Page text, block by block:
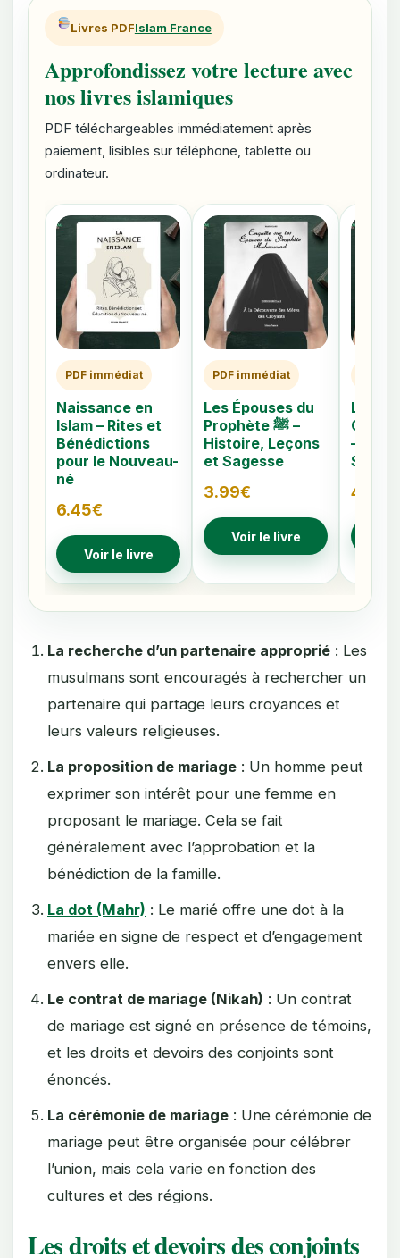
Livres PDFIslam France
Approfondissez votre lecture avec
nos livres islamiques
PDF téléchargeables immédiatement après
paiement, lisibles sur téléphone, tablette ou
ordinateur.
PDF immédiat
Naissance en
Islam – Rites et
Bénédictions
pour le Nouveau-
né
6.45€
Voir le livre
PDF immédiat
Les Épouses du
Prophète ﷺ –
Histoire, Leçons
et Sagesse
3.99€
Voir le livre
Les
–
4.79
La recherche d’un partenaire approprié : Les
musulmans sont encouragés à rechercher un
partenaire qui partage leurs croyances et
leurs valeurs religieuses.
La proposition de mariage : Un homme peut
exprimer son intérêt pour une femme en
proposant le mariage. Cela se fait
généralement avec l’approbation et la
bénédiction de la famille.
La dot (Mahr) : Le marié offre une dot à la
mariée en signe de respect et d’engagement
envers elle.
Le contrat de mariage (Nikah) : Un contrat
de mariage est signé en présence de témoins,
et les droits et devoirs des conjoints sont
énoncés.
La cérémonie de mariage : Une cérémonie de
mariage peut être organisée pour célébrer
l’union, mais cela varie en fonction des
cultures et des régions.
Les droits et devoirs des conjoints